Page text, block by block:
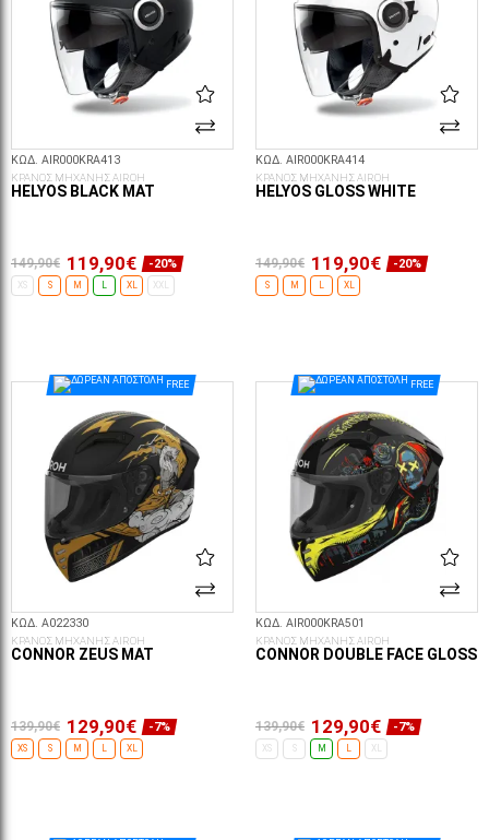
ΚΩΔ. AIR000KRA413
ΚΡΑΝΟΣ ΜΗΧΑΝΗΣ AIROH
HELYOS BLACK MAT
149,90€ 119,90€ -20%
XS S M L XL XXL
ΚΩΔ. AIR000KRA414
ΚΡΑΝΟΣ ΜΗΧΑΝΗΣ AIROH
HELYOS GLOSS WHITE
149,90€ 119,90€ -20%
S M L XL
FREE
ΚΩΔ. A022330
ΚΡΑΝΟΣ ΜΗΧΑΝΗΣ AIROH
CONNOR ZEUS MAT
139,90€ 129,90€ -7%
XS S M L XL
FREE
ΚΩΔ. AIR000KRA501
ΚΡΑΝΟΣ ΜΗΧΑΝΗΣ AIROH
CONNOR DOUBLE FACE GLOSS
139,90€ 129,90€ -7%
XS S M L XL